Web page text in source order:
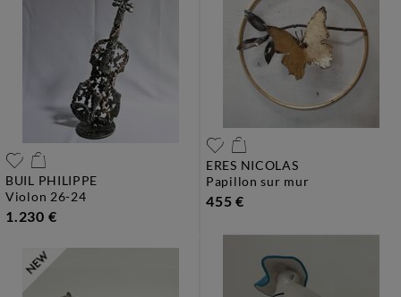
BUIL PHILIPPE
violon 26-24
1.230 €
ERES NICOLAS
papillon sur mur
455 €